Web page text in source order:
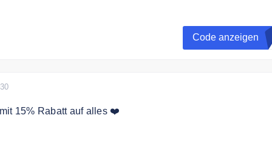
und solange der Vorrat reicht. Nicht mit anderen
Code anzeigen
15% Rabatt auf alles ❤️